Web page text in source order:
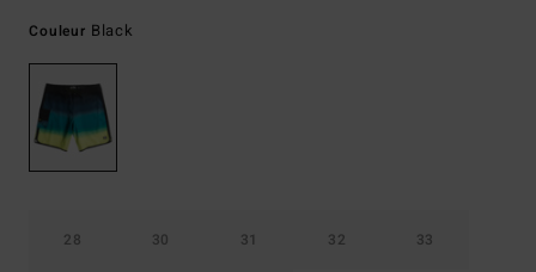
Couleur Black
28 30 31 32 33